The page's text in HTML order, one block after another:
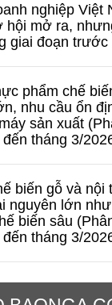
nghiệp Việt
hội mở ra,
giai đoạn trước
phẩm chế
nhu cầu ổn
sản xuất
tháng 3/
biến gỗ và nội
nguyên lớn
biến sâu
tháng 3/